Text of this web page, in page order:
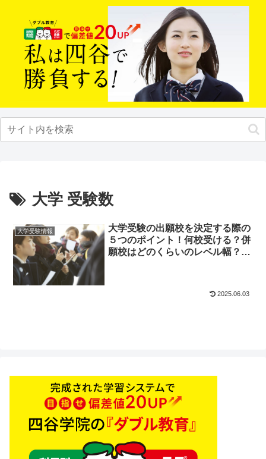
大学 受験数
大学受験情報
大学受験の出願校を決定する際の
５つのポイント！何校受ける？併
願校はどのくらいのレベル幅？参
2025.06.03